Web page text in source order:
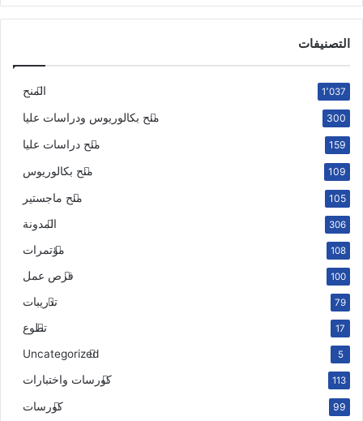
التصنيفات
المنح 1٬037
منح بكالوريوس ودراسات عليا 300
منح دراسات عليا 159
منح بكالوريوس 109
منح ماجستير 105
المدونة 306
مؤتمرات 108
فرص عمل 100
تدريبات 79
تطوع 17
Uncategorized 5
كورسات واختبارات 113
كورسات 99